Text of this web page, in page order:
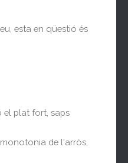
esta en qüestió és
el plat fort, saps
de l'arròs,